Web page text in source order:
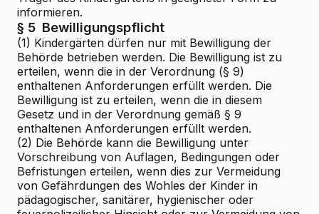
informieren.
§ 5 Bewilligungspflicht
(1) Kindergärten dürfen nur mit Bewilligung der
Behörde betrieben werden. Die Bewilligung ist zu
erteilen, wenn die in der Verordnung (§ 9)
enthaltenen Anforderungen erfüllt werden. Die
Bewilligung ist zu erteilen, wenn die in diesem
Gesetz und in der Verordnung gemäß § 9
enthaltenen Anforderungen erfüllt werden.
(2) Die Behörde kann die Bewilligung unter
Vorschreibung von Auflagen, Bedingungen oder
Befristungen erteilen, wenn dies zur Vermeidung
von Gefährdungen des Wohles der Kinder in
pädagogischer, sanitärer, hygienischer oder